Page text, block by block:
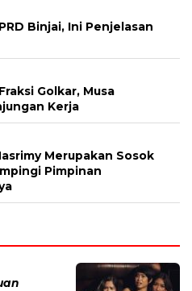
Binjai, Ini Penjelasan
Golkar, Musa
Kerja
Merupakan Sosok
Pimpinan